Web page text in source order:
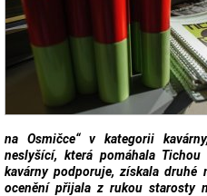
na Osmičce“ v kategorii
neslyšící, která pomáhala
kavárny podporuje, získala druhé
ocenění přijala z rukou starosty